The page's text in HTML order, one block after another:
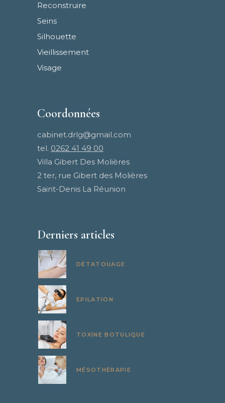
Reconstruire
Seins
Silhouette
Vieillissement
Visage
Coordonnées
cabinet.drlg@gmail.com
tel. 0262 41 49 00
Villa Gibert Des Molières
2 ter, rue Gibert des Molières
Saint-Denis La Réunion
Derniers articles
DÉTATOUAGE
EPILATION
TOXINE BOTULIQUE
MÉSOTHÉRAPIE